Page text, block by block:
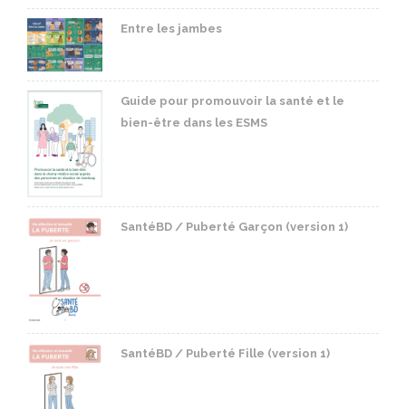
Entre les jambes
Guide pour promouvoir la santé et le
bien-être dans les ESMS
SantéBD / Puberté Garçon (version 1)
SantéBD / Puberté Fille (version 1)